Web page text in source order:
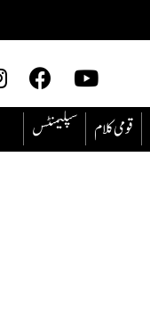
سپلیمنٹس قومی کلام